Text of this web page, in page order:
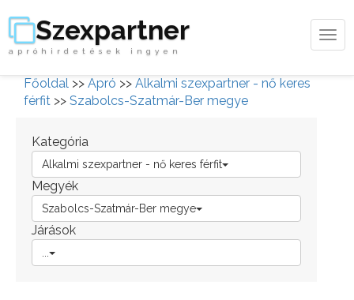
Szexpartner
apróhirdetések ingyen
Főoldal >> Apró >> Alkalmi szexpartner - nő keres
férfit >> Szabolcs-Szatmár-Ber megye
Kategória
Alkalmi szexpartner - nő keres férfit
Megyék
Szabolcs-Szatmár-Ber megye
Járások